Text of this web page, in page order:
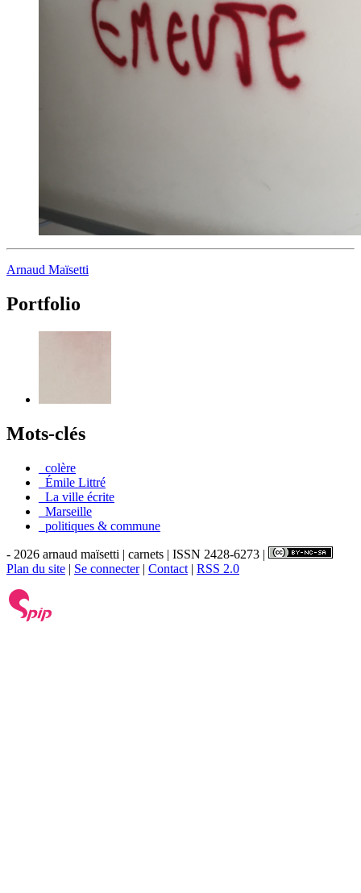
Arnaud Maïsetti
Portfolio
Mots-clés
_colère
_Émile Littré
_La ville écrite
_Marseille
_politiques & commune
- 2026 arnaud maïsetti | carnets | ISSN 2428-6273 |
Plan du site | Se connecter| Contact | RSS 2.0